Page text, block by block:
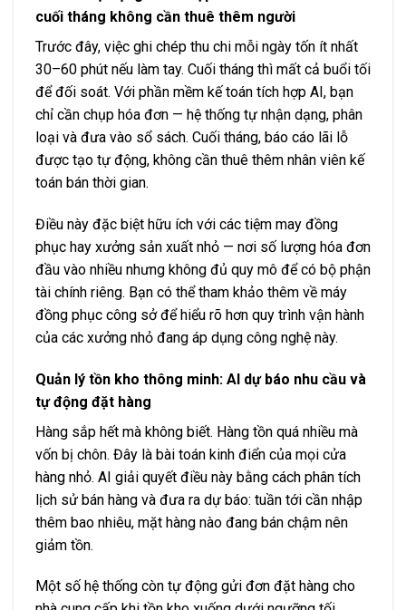
cuối tháng không cần thuê thêm người
Trước đây, việc ghi chép thu chi mỗi ngày tốn ít nhất
30–60 phút nếu làm tay. Cuối tháng thì mất cả buổi tối
để đối soát. Với phần mềm kế toán tích hợp AI, bạn
chỉ cần chụp hóa đơn — hệ thống tự nhận dạng, phân
loại và đưa vào sổ sách. Cuối tháng, báo cáo lãi lỗ
được tạo tự động, không cần thuê thêm nhân viên kế
toán bán thời gian.
Điều này đặc biệt hữu ích với các tiệm may đồng
phục hay xưởng sản xuất nhỏ — nơi số lượng hóa đơn
đầu vào nhiều nhưng không đủ quy mô để có bộ phận
tài chính riêng. Bạn có thểtham khảo thêm về máy
đồng phục công sởđể hiểu rõ hơn quy trình vận hành
của các xưởng nhỏ đang áp dụng công nghệ này.
Quản lý tồn kho thông minh: AI dự báo nhu cầu và
tự động đặt hàng
Hàng sắp hết mà không biết. Hàng tồn quá nhiều mà
vốn bị chôn. Đây là bài toán kinh điển của mọi cửa
hàng nhỏ. AI giải quyết điều này bằng cách phân tích
lịch sử bán hàng và đưa ra dự báo: tuần tới cần nhập
thêm bao nhiêu, mặt hàng nào đang bán chậm nên
giảm tồn.
Một số hệ thống còn tự động gửi đơn đặt hàng cho